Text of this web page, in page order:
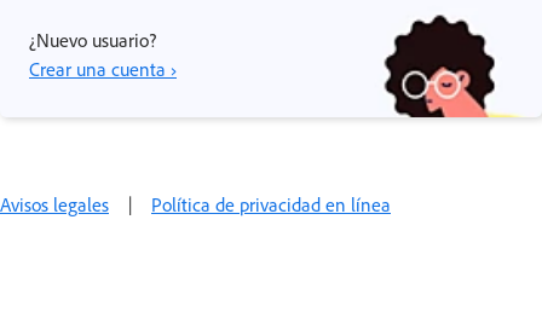
¿Nuevo usuario?
Crear una cuenta ›
Avisos legales | Política de privacidad en línea